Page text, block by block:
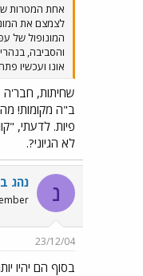
אחת המטרות
לצמצם את
המונופול של
והסביבה,
אונו ועכשיו
שחיתות, חבר'ה
ב"ה מקומות!
פיות. לדעתי,
לא הגיוני?.
נ נהג בקו 16
23/12/04
בסוף הם יהיו